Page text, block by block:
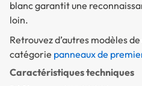
blanc garantit une
loin.
Retrouvez d’autres modèles
catégorie panneaux de
Caractéristiques techniques